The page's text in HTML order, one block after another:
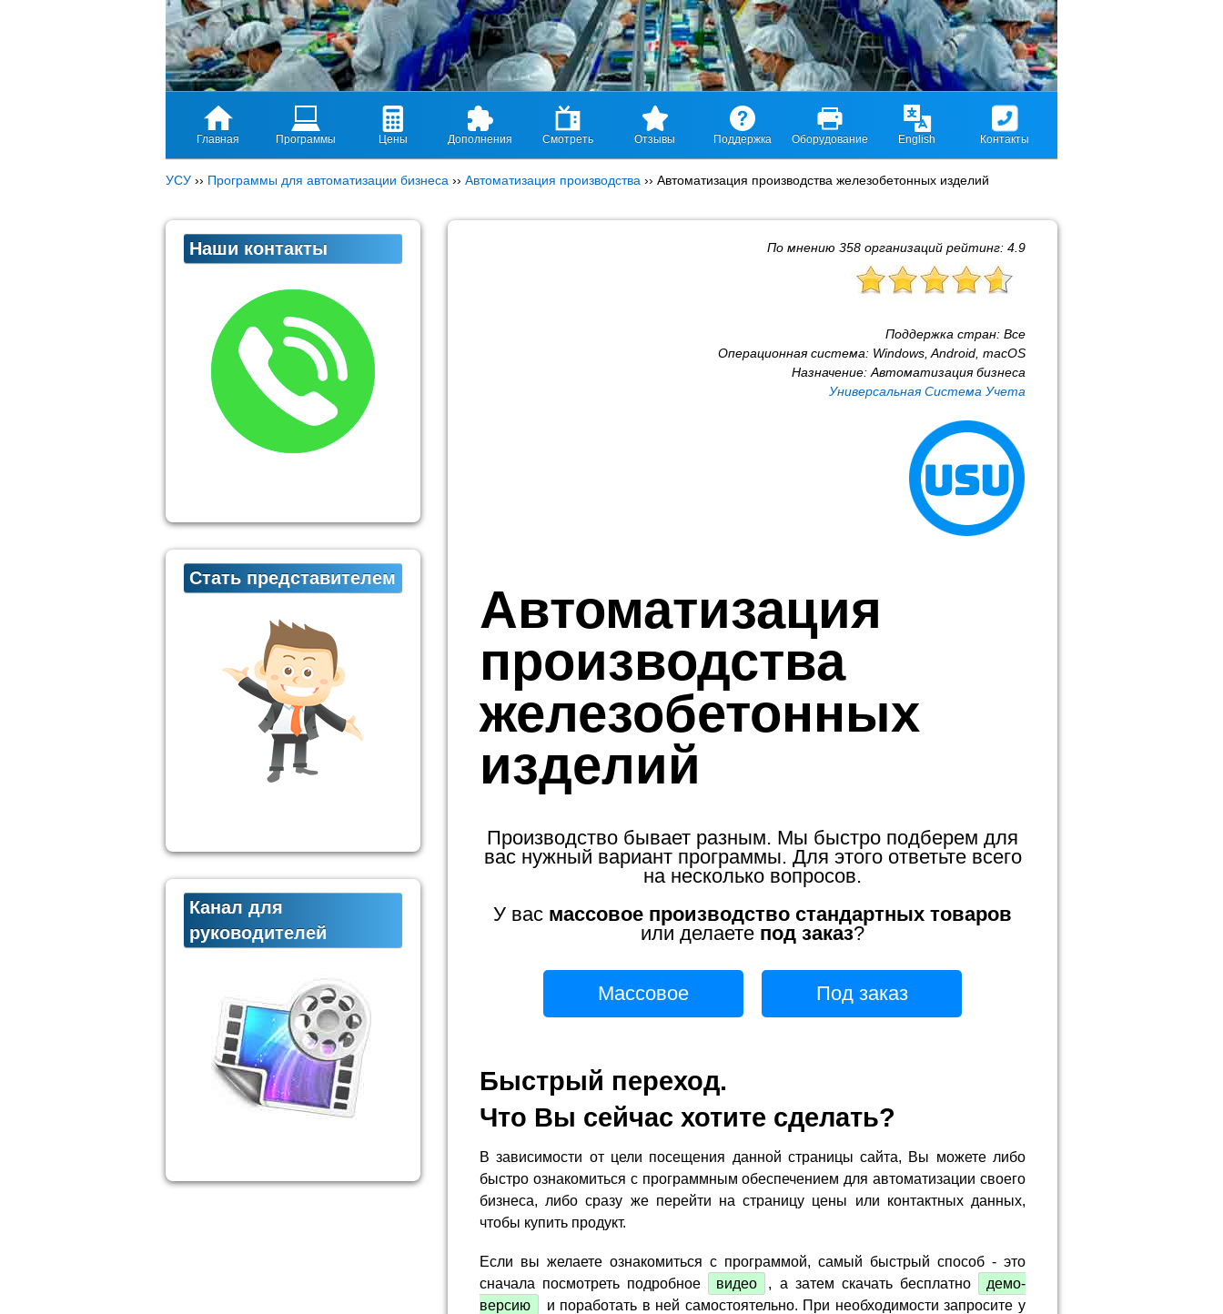
Главная Программы Цены Дополнения Смотреть Отзывы Поддержка Оборудование English Контакты
УСУ ›› Программы для автоматизации бизнеса ›› Автоматизация производства ›› Автоматизация производства железобетонных изделий
По мнению 358 организаций рейтинг: 4.9
Поддержка стран: Все
Операционная система: Windows, Android, macOS
Назначение: Автоматизация бизнеса
Универсальная Система Учета
Автоматизация
производства
железобетонных
изделий
Производство бывает разным. Мы быстро подберем для
вас нужный вариант программы. Для этого ответьте всего
на несколько вопросов.
У вас массовое производство стандартных товаров
или делаете под заказ?
Массовое Под заказ
Быстрый переход.
Что Вы сейчас хотите сделать?
В зависимости от цели посещения данной страницы сайта, Вы можете либо
быстро ознакомиться с программным обеспечением для автоматизации своего
бизнеса, либо сразу же перейти на страницу цены или контактных данных,
чтобы купить продукт.
Если вы желаете ознакомиться с программой, самый быстрый способ - это
сначала посмотреть подробное
видео , а затем скачать бесплатно
демо-
версию
и поработать в ней самостоятельно. При необходимости запросите у
Наши контакты
Стать представителем
Канал для
руководителей